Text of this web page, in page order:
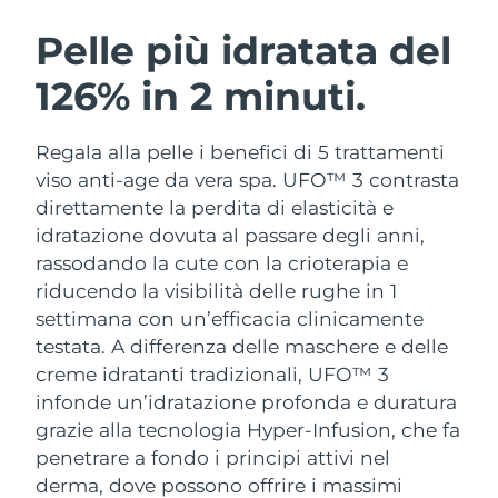
Pelle più idratata del
126% in 2 minuti.
Regala alla pelle i benefici di 5 trattamenti
viso anti-age da vera spa. UFO™ 3 contrasta
direttamente la perdita di elasticità e
idratazione dovuta al passare degli anni,
rassodando la cute con la crioterapia e
riducendo la visibilità delle rughe in 1
settimana con un’efficacia clinicamente
testata. A differenza delle maschere e delle
creme idratanti tradizionali, UFO™ 3
infonde un’idratazione profonda e duratura
grazie alla tecnologia Hyper-Infusion, che fa
penetrare a fondo i principi attivi nel
derma, dove possono offrire i massimi
LUNA™ 4 pacchetto
Anti-aging massage
LUNA™ 4 Plus
Massage, LED heating
LUNA™ 4 Men
For men, anti-aging massage
BEAR™ 2 pacchetto
Microcurrent toning
BEAR™ 2 go
Microcurrent toning on-the-go
BEAR™ 2 eyes & lips
Microcurrent line smoothing device
Idratazione
UFO™ 3 pacchetto
Deep facial hydration
UFO™ 3 LED
Near-infrared and red light therapy
device
Igiene orale
issa™ 4
Hybrid silicone sonic toothbrush
issa™ 4 plus
Smart hybrid silicone sonic toothbrush
TRATTAMENTI ANTI-AGE FAQ™
Anti-age Trattamenti LED
NEW
Austria Consegna stimata8/11/26
Bahrein Consegna stimata
Belgio
Bermuda Consegna stimata8/17/26
Bosnia ed
Erzegovina
Consegna stimata
Brunei Consegna stimata8/16/26
Bulgaria Consegna stimata
Canada Consegna stimata8/15/26
Cile Consegna stimata